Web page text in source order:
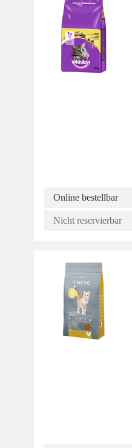
Online bestellbar
Nicht reservierbar